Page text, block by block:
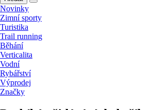
Novinky
Zimní sporty
Turistika
Trail running
Běhání
Verticalita
Vodní
Rybářství
Výprodej
Značky